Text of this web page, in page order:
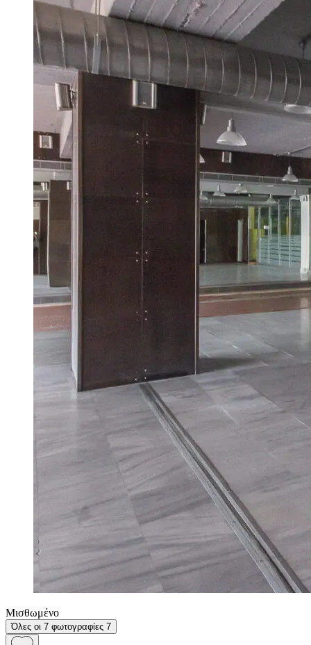
Μισθωμένο
Όλες οι 7 φωτογραφίες 7